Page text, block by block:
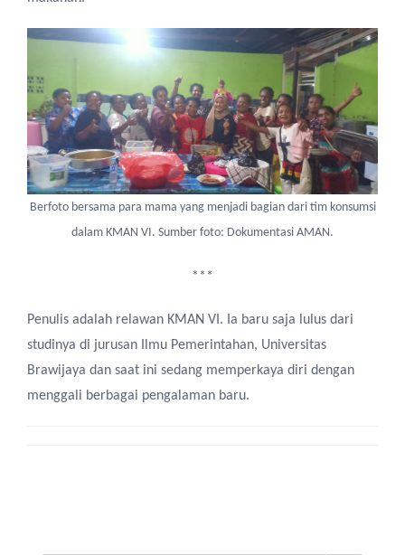
Berfoto bersama para mama yang menjadi bagian dari tim konsumsi
dalam KMAN VI. Sumber foto: Dokumentasi AMAN.
***
Penulis adalah relawan KMAN VI. Ia baru saja lulus dari
studinya di jurusan Ilmu Pemerintahan, Universitas
Brawijaya dan saat ini sedang memperkaya diri dengan
menggali berbagai pengalaman baru.